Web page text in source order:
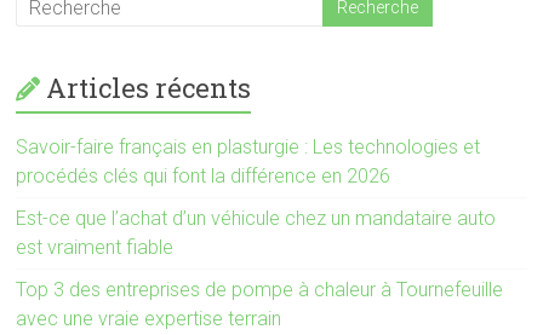
Articles récents
Savoir-faire français en plasturgie : Les technologies et
procédés clés qui font la différence en 2026
Est-ce que l’achat d’un véhicule chez un mandataire auto
est vraiment fiable
Top 3 des entreprises de pompe à chaleur à Tournefeuille
avec une vraie expertise terrain